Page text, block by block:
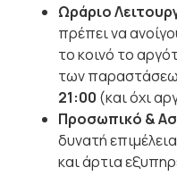
Ωράριο
πρέπει να
το κοινό το
των
21:00 (και όχι
Προσωπικό &
δυνατή
και άρτια